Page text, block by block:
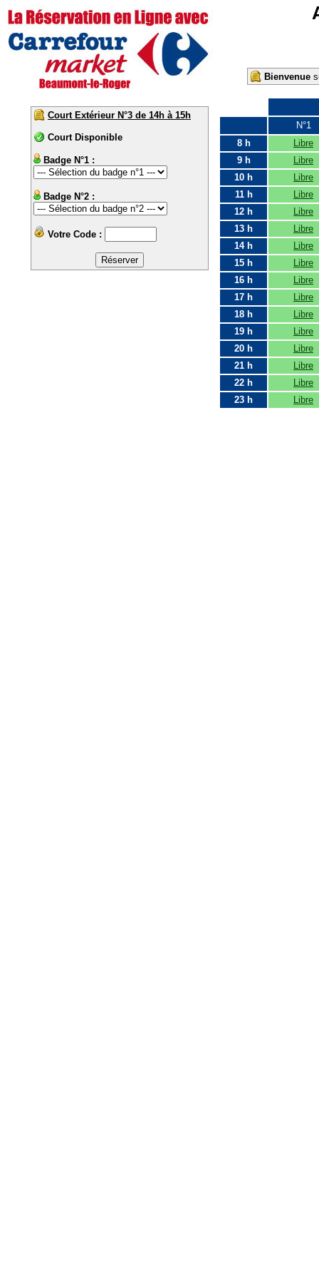
Bienvenue
Court Extérieur N°3 de 14h à 15h
Court Disponible
Badge N°1 :
Badge N°2 :
Votre Code :
N°1
8 h
Libre
9 h
Libre
10 h
Libre
11 h
Libre
12 h
Libre
13 h
Libre
14 h
Libre
15 h
Libre
16 h
Libre
17 h
Libre
18 h
Libre
19 h
Libre
20 h
Libre
21 h
Libre
22 h
Libre
23 h
Libre